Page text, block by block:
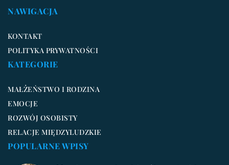
NAWIGACJA
KONTAKT
POLITYKA PRYWATNOŚCI
KATEGORIE
MAŁŻEŃSTWO I RODZINA
EMOCJE
ROZWÓJ OSOBISTY
RELACJE MIĘDZYLUDZKIE
POPULARNE WPISY